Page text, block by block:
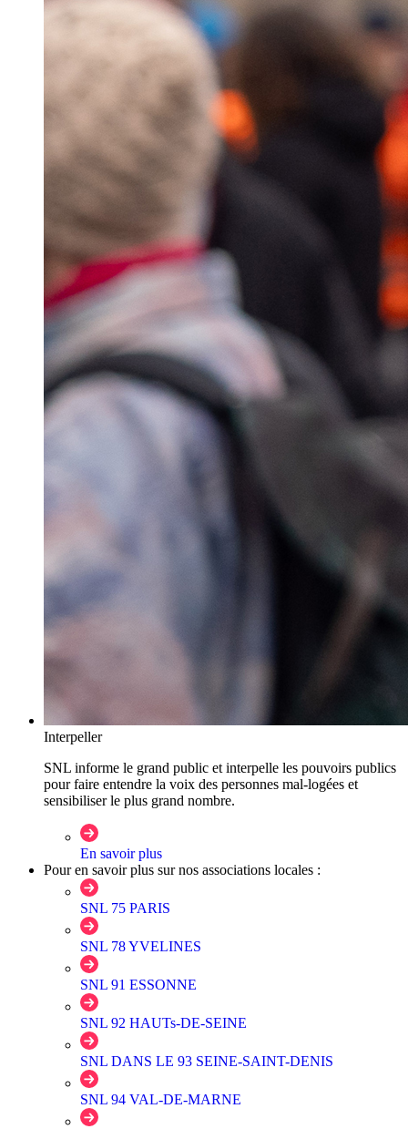
Interpeller
SNL informe le grand public et interpelle les pouvoirs publics
pour faire entendre la voix des personnes mal-logées et
sensibiliser le plus grand nombre.
En savoir plus
Pour en savoir plus sur nos associations locales :
SNL 75 PARIS
SNL 78 YVELINES
SNL 91 ESSONNE
SNL 92 HAUTs-DE-SEINE
SNL DANS LE 93 SEINE-SAINT-DENIS
SNL 94 VAL-DE-MARNE